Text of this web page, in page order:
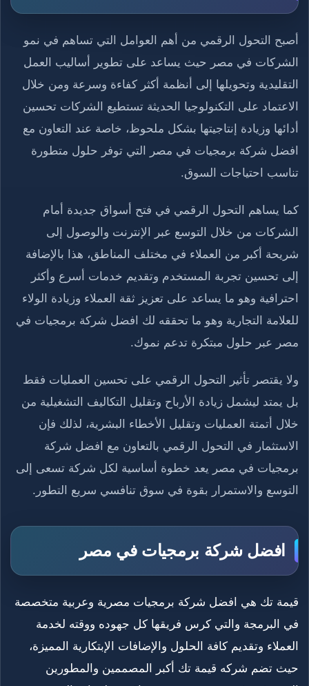
أصبح التحول الرقمي من أهم العوامل التي تساهم في نمو
الشركات في مصر حيث يساعد على تطوير أساليب العمل
التقليدية وتحويلها إلى أنظمة أكثر كفاءة وسرعة ومن خلال
الاعتماد على التكنولوجيا الحديثة تستطيع الشركات تحسين
أدائها وزيادة إنتاجيتها بشكل ملحوظ، خاصة عند التعاون مع
افضل شركة برمجيات في مصر التي توفر حلول متطورة
تناسب احتياجات السوق.
كما يساهم التحول الرقمي في فتح أسواق جديدة أمام
الشركات من خلال التوسع عبر الإنترنت والوصول إلى
شريحة أكبر من العملاء في مختلف المناطق، هذا بالإضافة
إلى تحسين تجربة المستخدم وتقديم خدمات أسرع وأكثر
احترافية وهو ما يساعد على تعزيز ثقة العملاء وزيادة الولاء
للعلامة التجارية وهو ما تحققه لك افضل شركة برمجيات في
مصر عبر حلول مبتكرة تدعم نموك.
ولا يقتصر تأثير التحول الرقمي على تحسين العمليات فقط
بل يمتد ليشمل زيادة الأرباح وتقليل التكاليف التشغيلية من
خلال أتمتة العمليات وتقليل الأخطاء البشرية، لذلك فإن
الاستثمار في التحول الرقمي بالتعاون مع افضل شركة
برمجيات في مصر يعد خطوة أساسية لكل شركة تسعى إلى
التوسع والاستمرار بقوة في سوق تنافسي سريع التطور.
افضل شركة برمجيات في مصر
قيمة تك هي افضل شركة برمجيات مصرية وعربية متخصصة
في البرمجة والتي كرس فريقها كل جهوده ووقته لخدمة
العملاء وتقديم كافة الحلول والإضافات الإبتكارية المميزة،
حيث تضم شركه قيمة تك أكبر المصممين والمطورين